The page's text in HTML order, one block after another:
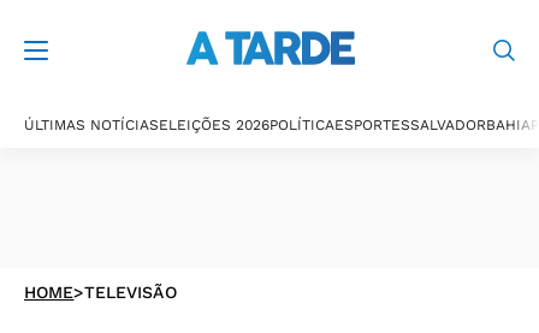
ÚLTIMAS NOTÍCIASELEIÇÕES 2026POLÍTICAESPORTESSALVADORBAHIA
HOME>TELEVISÃO